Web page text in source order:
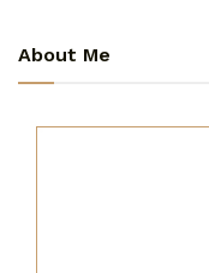
About Me